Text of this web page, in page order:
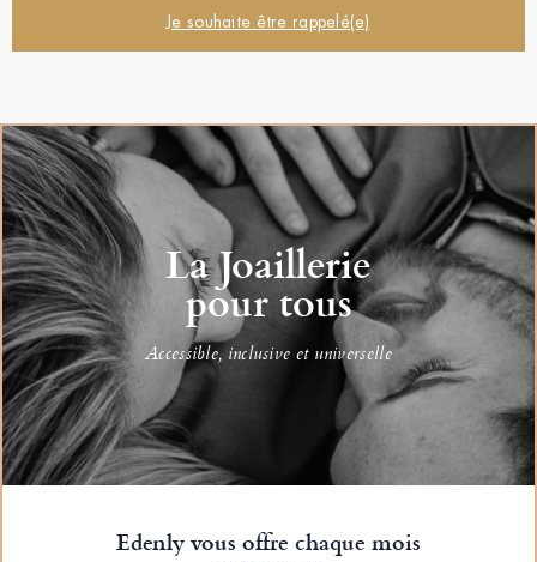
Je souhaite être rappelé(e)
La Joaillerie
pour tous
Accessible, inclusive et universelle
Edenly vous offre chaque mois